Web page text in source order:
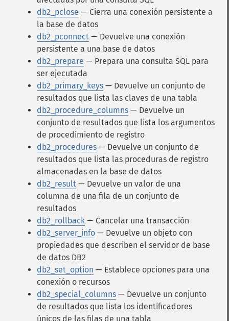
db2_pclose — Cierra una conexión persistente a
la base de datos
db2_pconnect — Devuelve una conexión
persistente a una base de datos
db2_prepare — Prepara una consulta SQL para
ser ejecutada
db2_primary_keys — Devuelve un conjunto de
resultados que lista las claves de una tabla
db2_procedure_columns — Devuelve un
conjunto de resultados que lista los argumentos
de procedimiento de registro
db2_procedures — Devuelve un conjunto de
resultados que lista las proceduras de registro
almacenadas en la base de datos
db2_result — Devuelve un valor de una
columna de una fila de un conjunto de
resultados
db2_rollback — Cancelar una transacción
db2_server_info — Devuelve un objeto con
propiedades que describen el servidor de base
de datos DB2
db2_set_option — Establece opciones para una
conexión o recursos
db2_special_columns — Devuelve un conjunto
de resultados que lista los identificadores
únicos de las filas de una tabla